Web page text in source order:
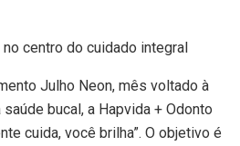
centro do cuidado integral
Julho Neon, mês voltado à
bucal, a Hapvida + Odonto
cuida, você brilha”. O objetivo é